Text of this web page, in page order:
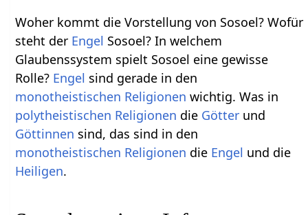
Woher kommt die Vorstellung von Sosoel? Wofür
steht der Engel Sosoel? In welchem
Glaubenssystem spielt Sosoel eine gewisse
Rolle? Engel sind gerade in den
monotheistischen Religionen wichtig. Was in
polytheistischen Religionen die Götter und
Göttinnen sind, das sind in den
monotheistischen Religionen die Engel und die
Heiligen.